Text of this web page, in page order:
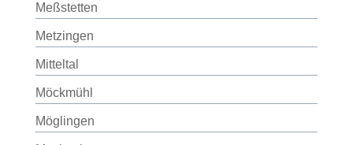
Meßstetten
Metzingen
Mitteltal
Möckmühl
Möglingen